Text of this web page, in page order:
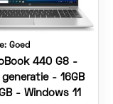
Goed
440 G8 -
generatie - 16GB
- Windows 11